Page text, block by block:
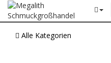
Alle Kategorien